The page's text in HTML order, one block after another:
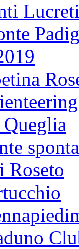
Roseto